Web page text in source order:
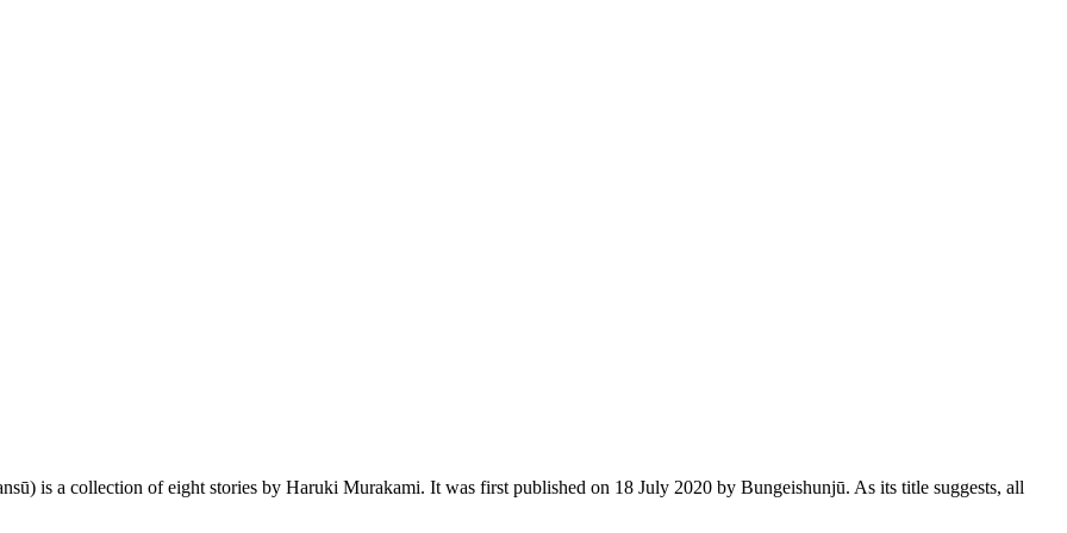
is a collection of eight stories by Haruki Murakami. It was first published on 18 July 2020 by Bungeishunjū. As its title suggests, all